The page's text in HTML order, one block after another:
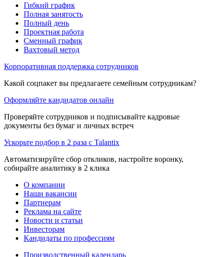
Гибкий график
Полная занятость
Полный день
Проектная работа
Сменный график
Вахтовый метод
Корпоративная поддержка сотрудников
Какой соцпакет вы предлагаете семейным сотрудникам?
Оформляйте кандидатов онлайн
Проверяйте сотрудников и подписывайте кадровые
документы без бумаг и личных встреч
Ускорьте подбор в 2 раза с Talantix
Автоматизируйте сбор откликов, настройте воронку,
собирайте аналитику в 2 клика
О компании
Наши вакансии
Партнерам
Реклама на сайте
Новости и статьи
Инвесторам
Кандидаты по профессиям
Производственный календарь